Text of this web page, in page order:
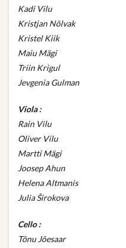
Kadi Vilu
Kristjan Nõlvak
Kristel Kiik
Maiu Mägi
Triin Krigul
Jevgenia Gulman
Viola :
Rain Vilu
Oliver Vilu
Martti Mägi
Joosep Ahun
Helena Altmanis
Julia Širokova
Cello :
Tõnu Jõesaar